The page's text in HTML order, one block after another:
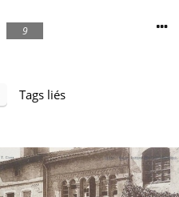
9
Tags liés